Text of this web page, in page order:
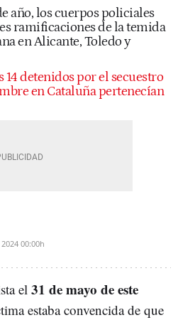
año, los cuerpos policiales
ramificaciones de la temida
en Alicante, Toledo y
14 detenidos por el secuestro
en Cataluña pertenecían
00:00h
el 31 de mayo de este
estaba convencida de que